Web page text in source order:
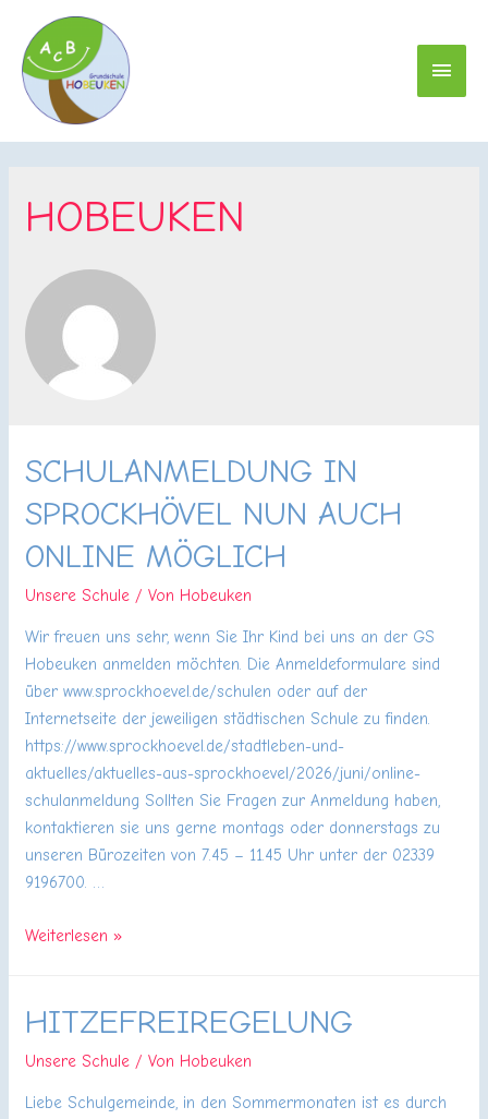
HOBEUKEN
SCHULANMELDUNG IN
SPROCKHÖVEL NUN AUCH
ONLINE MÖGLICH
Unsere Schule / Von Hobeuken
Wir freuen uns sehr, wenn Sie Ihr Kind bei uns an der GS
Hobeuken anmelden möchten. Die Anmeldeformulare sind
über www.sprockhoevel.de/schulen oder auf der
Internetseite der jeweiligen städtischen Schule zu finden.
https://www.sprockhoevel.de/stadtleben-und-
aktuelles/aktuelles-aus-sprockhoevel/2026/juni/online-
schulanmeldung Sollten Sie Fragen zur Anmeldung haben,
kontaktieren sie uns gerne montags oder donnerstags zu
unseren Bürozeiten von 7.45 – 11.45 Uhr unter der 02339
9196700. …
Schulanmeldung
nun
online
möglich
Weiterlesen »
HITZEFREIREGELUNG
Unsere Schule / Von Hobeuken
Liebe Schulgemeinde, in den Sommermonaten ist es durch